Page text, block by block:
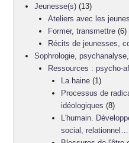
Jeunesse(s) (13)
Ateliers avec les jeunes
Former, transmettre(6)
Récits de jeunesses,
Sophrologie,
Ressources : psycho-
La haine (1)
Processus de
idéologiques (8)
L'humain.
social, relationnel…